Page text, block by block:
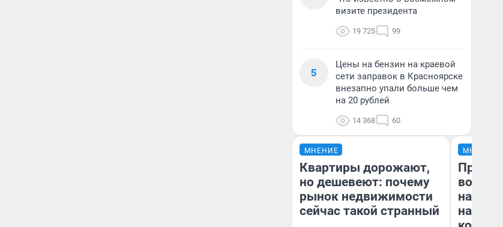
визите президента
19 725 99
5
Цены на бензин на краевой
сети заправок в Красноярске
внезапно упали больше чем
на 20 рублей
14 368 60
МНЕНИЕ
Квартиры дорожают,
но дешевеют: почему
рынок недвижимости
сейчас такой странный
МНЕНИЕ
нам